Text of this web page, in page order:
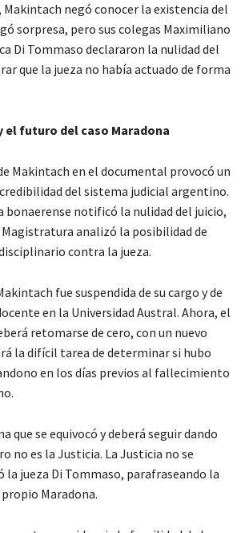
Makintach negó conocer la existencia del
sorpresa, pero sus colegas Maximiliano
Di Tommaso declararon la nulidad del
que la jueza no había actuado de forma
el futuro del caso Maradona
Makintach en el documental provocó un
del sistema judicial argentino.
bonaerense notificó la nulidad del juicio,
Magistratura analizó la posibilidad de
contra la jueza.
fue suspendida de su cargo y de
en la Universidad Austral. Ahora, el
retomarse de cero, con un nuevo
la difícil tarea de determinar si hubo
en los días previos al fallecimiento
que se equivocó y deberá seguir dando
no es la Justicia. La Justicia no se
la jueza Di Tommaso, parafraseando la
Maradona.